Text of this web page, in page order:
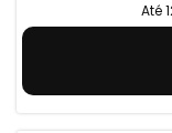
Até